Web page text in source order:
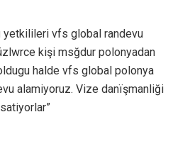
yetkilileri vfs global randevu
kişi msğdur polonyadan
halde vfs global polonya
alamiyoruz. Vize danïşmanliği